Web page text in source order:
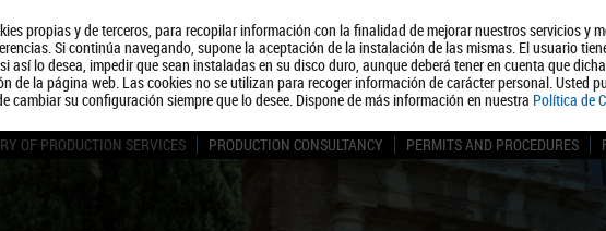
propias y de terceros, para recopilar información con la finalidad de mejorar nuestros servicios y
Si continúa navegando, supone la aceptación de la instalación de las mismas. El usuario
así lo desea, impedir que sean instaladas en su disco duro, aunque deberá tener en cuenta que
de la página web. Las cookies no se utilizan para recoger información de carácter personal. Usted
cambiar su configuración siempre que lo desee. Dispone de más información en nuestra Política de
About us Tourism
OF PRODUCTION SERVICES PRODUCTION CONSULTANCY PERMITS AND PROCEDURES